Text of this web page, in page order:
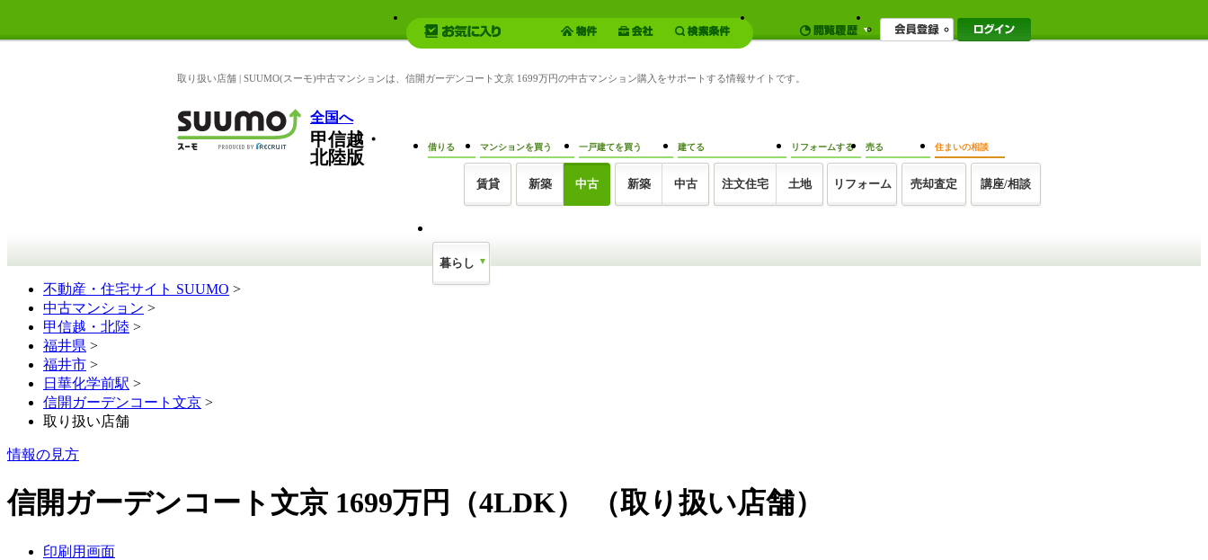
取り扱い店舗 | SUUMO(スーモ)中古マンションは、信開ガーデンコート文京 1699万円の中古マンション購入をサポートする情報サイトです。
全国へ
甲信越・
北陸版
借りる
賃貸
マンションを買う
新築 中古
一戸建てを買う
新築 中古
建てる
注文住宅 土地
リフォームする
リフォーム
売る
売却査定
住まいの相談
講座/相談
暮らし
不動産・住宅サイト SUUMO >
中古マンション >
甲信越・北陸 >
福井県 >
福井市 >
日華化学前駅 >
信開ガーデンコート文京 >
取り扱い店舗
情報の見方
信開ガーデンコート文京 1699万円（4LDK） （取り扱い店舗）
印刷用画面